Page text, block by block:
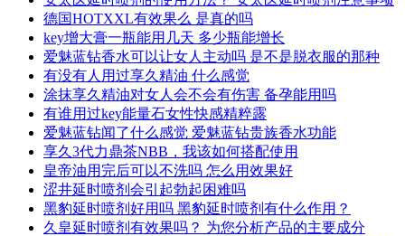
德国HOTXXL有效果么 是真的吗
key增大膏一瓶能用几天 多少瓶能增长
爱魅蓝钻香水可以让女人主动吗 是不是脱衣服的那种
有没有人用过享久精油 什么感觉
涂抹享久精油对女人会不会有伤害 备孕能用吗
有谁用过key能量石女性快感精粹露
爱魅蓝钻闻了什么感觉 爱魅蓝钻贵族香水功能
享久3代力鼎茶NBB，我该如何搭配使用
皇帝油用完后可以不洗吗 怎么用效果好
涩井延时喷剂会引起勃起困难吗
黑豹延时喷剂好用吗 黑豹延时喷剂有什么作用？
久皇延时喷剂有效果吗？ 为您分析产品的主要成分